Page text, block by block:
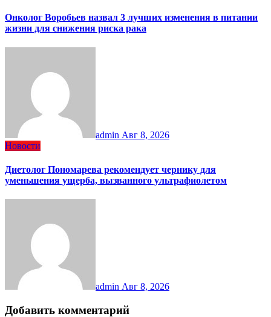
Онколог Воробьев назвал 3 лучших изменения в питании
жизни для снижения риска рака
admin Авг 8, 2026
Новости
Диетолог Пономарева рекомендует чернику для
уменьшения ущерба, вызванного ультрафиолетом
admin Авг 8, 2026
Добавить комментарий